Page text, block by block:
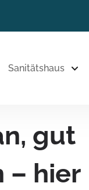
Sanitätshaus
gut
– hier